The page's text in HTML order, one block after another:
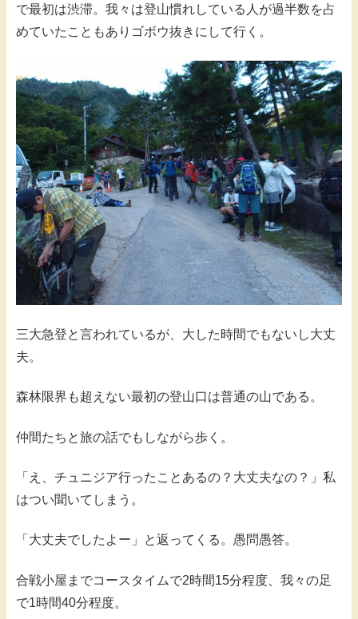
で最初は渋滞。我々は登山慣れしている人が過半数を占
めていたこともありゴボウ抜きにして行く。
三大急登と言われているが、大した時間でもないし大丈
夫。
森林限界も超えない最初の登山口は普通の山である。
仲間たちと旅の話でもしながら歩く。
「え、チュニジア行ったことあるの？大丈夫なの？」私
はつい聞いてしまう。
「大丈夫でしたよー」と返ってくる。愚問愚答。
合戦小屋までコースタイムで2時間15分程度、我々の足
で1時間40分程度。